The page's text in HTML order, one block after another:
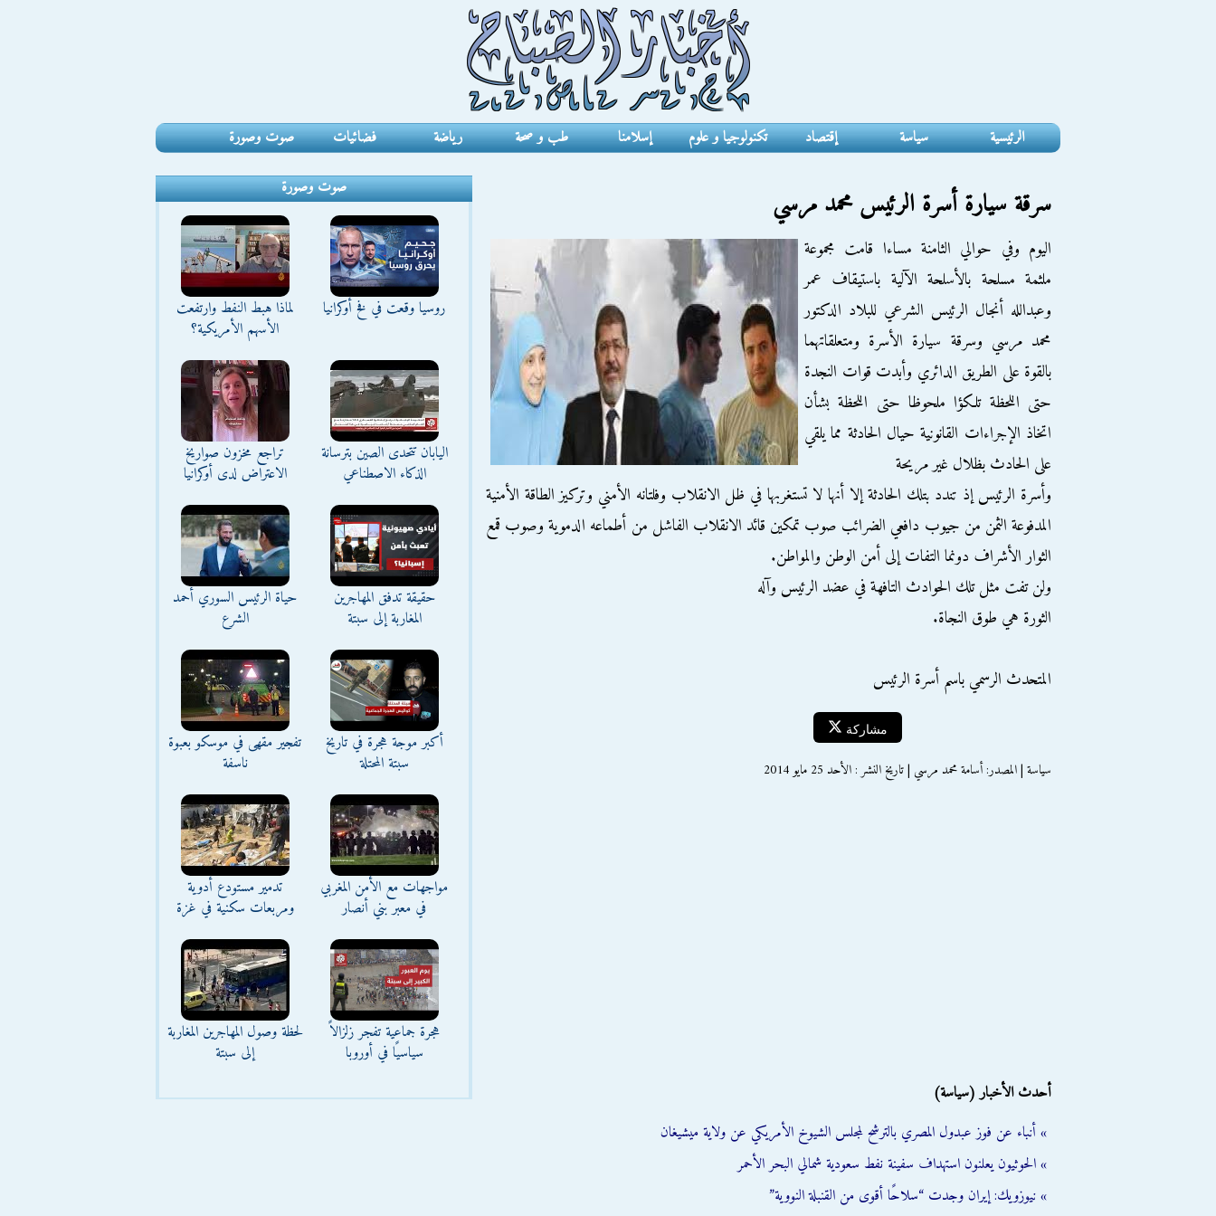
الرئيسية سياسة إقتصاد تكنولوجيا و علوم إسلامنا طب و صحة رياضة فضائيات صوت وصورة
سرقة سيارة أسرة الرئيس محمد مرسي
اليوم وفي حوالي الثامنة مساءا قامت مجموعة
ملثمة مسلحة بالأسلحة الآلية باستيقاف عمر
وعبدالله أنجال الرئيس الشرعي للبلاد الدكتور
محمد مرسي وسرقة سيارة الأسرة ومتعلقاتهما
بالقوة على الطريق الدائري وأبدت قوات النجدة
حتى اللحظة تلكؤا ملحوظا حتى اللحظة بشأن
اتخاذ الإجراءات القانونية حيال الحادثة مما يلقي
على الحادث بظلال غير مريحة
وأسرة الرئيس إذ تندد بتلك الحادثة إلا أنها لا تستغربها في ظل الانقلاب وفلتانه الأمني وتركيز الطاقة الأمنية
المدفوعة الثمن من جيوب دافعي الضرائب صوب تمكين قائد الانقلاب الفاشل من أطماعه الدموية وصوب قمع
الثوار الأشراف دونما التفات إلى أمن الوطن والمواطن.
ولن تفت مثل تلك الحوادث التافهة في عضد الرئيس وآله
الثورة هي طوق النجاة.
المتحدث الرسمي باسم أسرة الرئيس
مشاركة
سياسة | المصدر: أسامة محمد مرسي | تاريخ النشر : الأحد 25 مايو 2014
أحدث الأخبار (سياسة)
» أنباء عن فوز عبدول المصري بالترشح لمجلس الشيوخ الأمريكي عن ولاية ميشيغان
» الحوثيون يعلنون استهداف سفينة نفط سعودية شمالي البحر الأحمر
» نيوزويك: إيران وجدت “سلاحًا أقوى من القنبلة النووية”
صوت وصورة
روسيا وقعت في فخ أوكرانيا
لماذا هبط النفط وارتفعت
الأسهم الأمريكية؟
اليابان تتحدى الصين بترسانة
الذكاء الاصطناعي
تراجع مخزون صواريخ
الاعتراض لدى أوكرانيا
حقيقة تدفق المهاجرين
المغاربة إلى سبتة
حياة الرئيس السوري أحمد
الشرع
أكبر موجة هجرة في تاريخ
سبتة المحتلة
تفجير مقهى في موسكو بعبوة
ناسفة
مواجهات مع الأمن المغربي
في معبر بني أنصار
تدمير مستودع أدوية
ومربعات سكنية في غزة
هجرة جماعية تفجر زلزالاً
سياسيًا في أوروبا
لحظة وصول المهاجرين المغاربة
إلى سبتة